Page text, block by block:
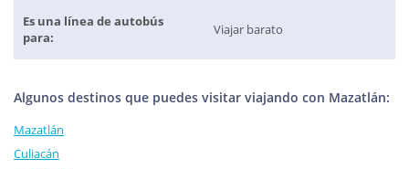
Es una línea de autobús
para:
Viajar barato
Algunos destinos que puedes visitar viajando con Mazatlán:
Mazatlán
Culiacán